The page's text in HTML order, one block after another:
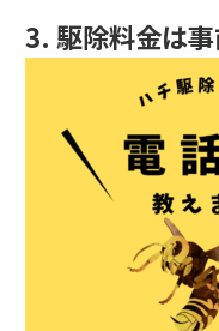
3. 駆除料金は